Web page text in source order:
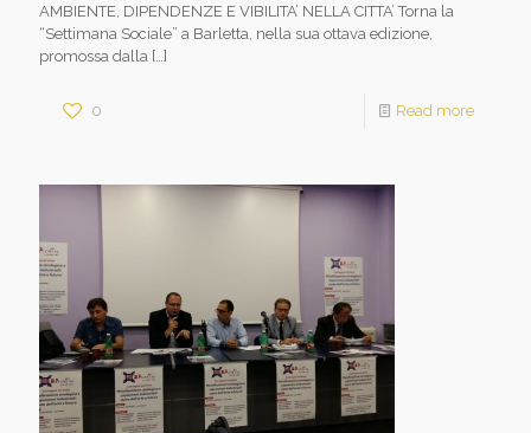
AMBIENTE, DIPENDENZE E VIBILITA’ NELLA CITTA’ Torna la
“Settimana Sociale” a Barletta, nella sua ottava edizione,
promossa dalla […]
0 Read more